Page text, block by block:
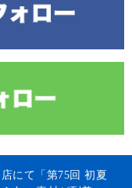
にて「第75回 初夏